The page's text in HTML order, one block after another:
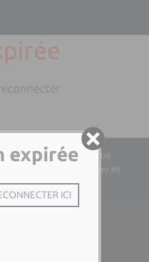
publication : Dominique
: Audrina Lhotellier et